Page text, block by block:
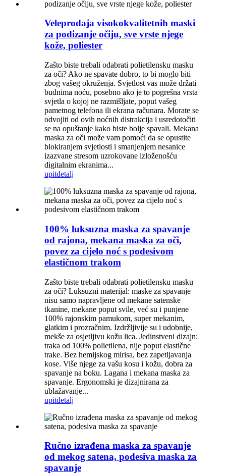
Veleprodaja visokokvalitetnih maski
za podizanje očiju, sve vrste njege
kože, poliester
Zašto biste trebali odabrati polietilensku masku
za oči? Ako ne spavate dobro, to bi moglo biti
zbog vašeg okruženja. Svjetlost vas može držati
budnima noću, posebno ako je to pogrešna vrsta
svjetla o kojoj ne razmišljate, poput vašeg
pametnog telefona ili ekrana računara. Morate se
odvojiti od ovih noćnih distrakcija i usredotočiti
se na opuštanje kako biste bolje spavali. Mekana
maska ​​za oči može vam pomoći da se opustite
blokiranjem svjetlosti i smanjenjem nesanice
izazvane stresom uzrokovane izloženošću
digitalnim ekranima...
upitdetalj
100% luksuzna maska ​​za spavanje
od rajona, mekana maska ​​za oči,
povez za cijelo noć s podesivom
elastičnom trakom
Zašto biste trebali odabrati polietilensku masku
za oči? Luksuzni materijal: maske za spavanje
nisu samo napravljene od mekane satenske
tkanine, mekane poput svile, već su i punjene
100% rajonskim pamukom, super mekanim,
glatkim i prozračnim. Izdržljivije su i udobnije,
mekše za osjetljivu kožu lica. Jedinstveni dizajn:
traka od 100% polietilena, nije poput elastične
trake. Bez hemijskog mirisa, bez zapetljavanja
kose. Više njege za vašu kosu i kožu, dobra za
spavanje na boku. Lagana i mekana maska ​​za
spavanje. Ergonomski je dizajnirana za
ublažavanje...
upitdetalj
Ručno izrađena maska ​​za spavanje
od mekog satena, podesiva maska ​​za
spavanje